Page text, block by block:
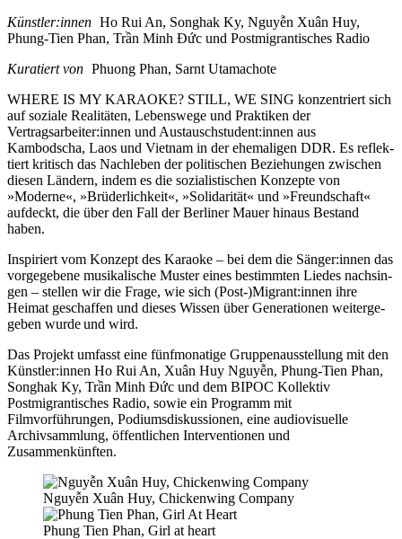
Künstler:innen Ho Rui An, Songhak Ky, Nguyễn Xuân Huy,
Phung-Tien Phan, Trần Minh Đức und Postmigrantisches Radio
Kuratiert von Phuong Phan, Sarnt Utamachote
WHERE IS MY KARAOKE? STILL, WE SING kon­zen­triert sich
auf sozia­le Realitäten, ­Lebenswege und Praktiken der
Vertragsarbeiter:innen und Austauschstudent:innen aus
Kambodscha, Laos und Vietnam in der ehe­ma­li­gen DDR. Es reflek­
tiert kri­tisch das Nachleben der poli­ti­schen Beziehungen zwi­schen
die­sen Ländern, indem es die sozia­lis­ti­schen Konzepte von
­»Moderne«, »Brüderlichkeit«, »Solidarität« und »Freundschaft«
auf­deckt, die über den Fall der Berliner Mauer hin­aus Bestand
haben.
Inspiriert vom Konzept des Karaoke – bei dem die Sänger:innen das
vorgege­bene musi­ka­li­sche Muster eines bestimm­ten Liedes nach­sin­
gen – stel­len wir die Frage, wie sich (Post-)Migrant:innen ihre
Heimat geschaf­fen und die­ses Wissen über Generationen wei­ter­ge­
ge­ben wur­de und wird.
Das Projekt umfasst eine fünf­mo­na­ti­ge Gruppenausstellung mit den
Künstler:innen Ho Rui An, Xuân Huy Nguyễn, Phung-Tien Phan,
Songhak Ky, Trần Minh Đức und dem BIPOC Kollektiv
Postmigrantisches Radio, sowie ein Programm mit
Filmvorführungen, Podiumsdiskussionen, eine audio­visuelle
Archivsammlung, öffent­li­chen Interventionen und
Zusammenkünften.
Nguyễn Xuân Huy, Chickenwing Company
Phung Tien Phan, Girl at heart